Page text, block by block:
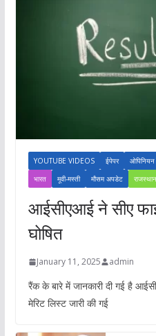
YOUTUBE VIDEOS ईपेपर ओपिनियन
भारत
मूवी-मस्ती मौसम अपडेट राजस्थान
आईसीएआई ने सीए
घोषित
January 11, 2025 admin
रैंक के बारे में जानकारी दी गई है
मेरिट लिस्ट जारी की गई